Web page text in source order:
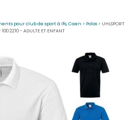
pour club de sport à Ifs, Caen > Polos > UHLSPORT
100 2210 - ADULTE ET ENFANT